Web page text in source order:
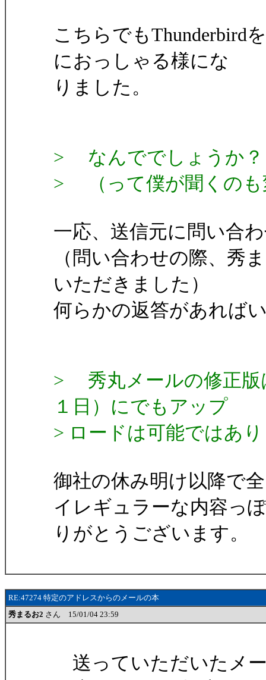
こちらでもThunderbird
におっしゃる様にな
りました。
> なんででしょうか？
> （って僕が聞くのも
一応、送信元に問い合
（問い合わせの際、秀
いただきました）
何らかの返答があれば
> 秀丸メールの修正版
１日）にでもアップ
> ロードは可能ではあ
御社の休み明け以降で
イレギュラーな内容っ
りがとうございます。
RE:47274 特定のアドレスからのメールの本
秀まるお2 さん 15/01/04 23:59
送っていただいたメ